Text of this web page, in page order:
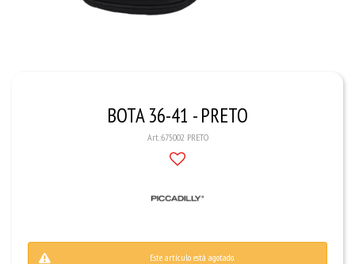
BOTA 36-41 - PRETO
675002 PRETO
Este artículo está agotado.